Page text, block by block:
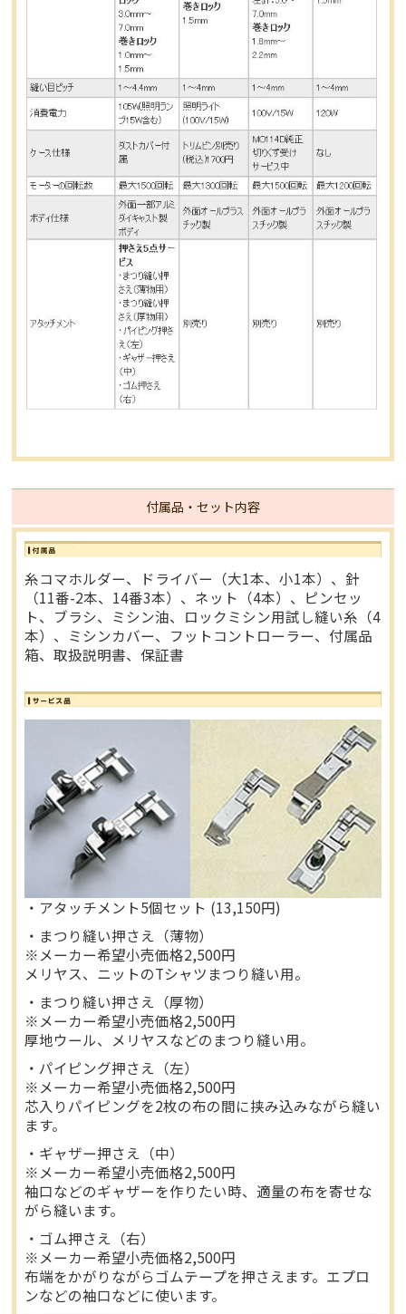
付属品・セット内容
糸コマホルダー、ドライバー（大1本、小1本）、針
（11番-2本、14番3本）、ネット（4本）、ピンセッ
ト、ブラシ、ミシン油、ロックミシン用試し縫い糸（4
本）、ミシンカバー、フットコントローラー、付属品
箱、取扱説明書、保証書
・アタッチメント5個セット (13,150円)
・まつり縫い押さえ（薄物）
※メーカー希望小売価格2,500円
メリヤス、ニットのTシャツまつり縫い用。
・まつり縫い押さえ（厚物）
※メーカー希望小売価格2,500円
厚地ウール、メリヤスなどのまつり縫い用。
・パイピング押さえ（左）
※メーカー希望小売価格2,500円
芯入りパイピングを2枚の布の間に挟み込みながら縫い
ます。
・ギャザー押さえ（中）
※メーカー希望小売価格2,500円
袖口などのギャザーを作りたい時、適量の布を寄せな
がら縫います。
・ゴム押さえ（右）
※メーカー希望小売価格2,500円
布端をかがりながらゴムテープを押さえます。エプロ
ンなどの袖口などに使います。